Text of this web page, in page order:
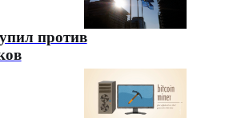
против